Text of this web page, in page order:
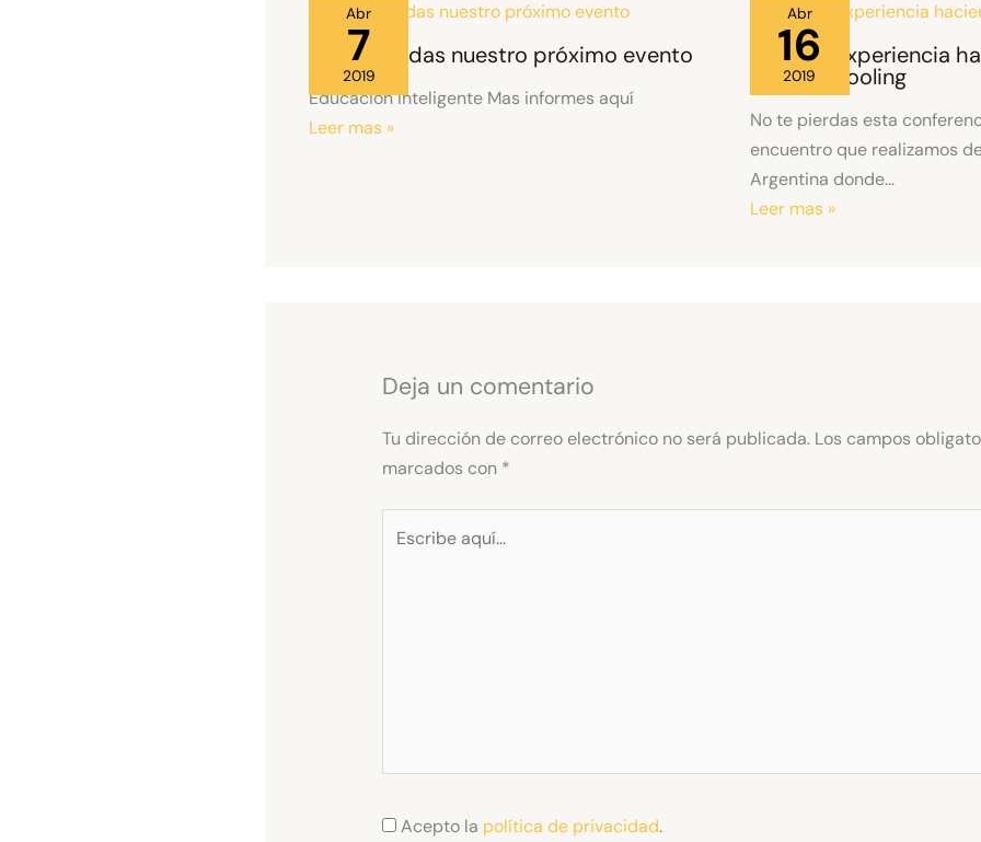
Abr
7
2019
No te pierdas nuestro próximo evento
Educación Inteligente Mas informes aquí
Leer mas »
Abr
16
2019
Nuestra Experiencia
Homeschooling
No te pierdas esta
encuentro que realizamos
Argentina donde…
Leer mas »
Deja un comentario
Tu dirección de correo electrónico no será publicada. Los campos
marcados con *
aquí...
Acepto la política de privacidad.